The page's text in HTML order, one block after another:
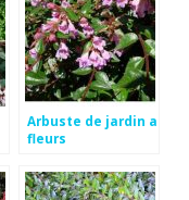
Arbuste de jardin a
fleurs